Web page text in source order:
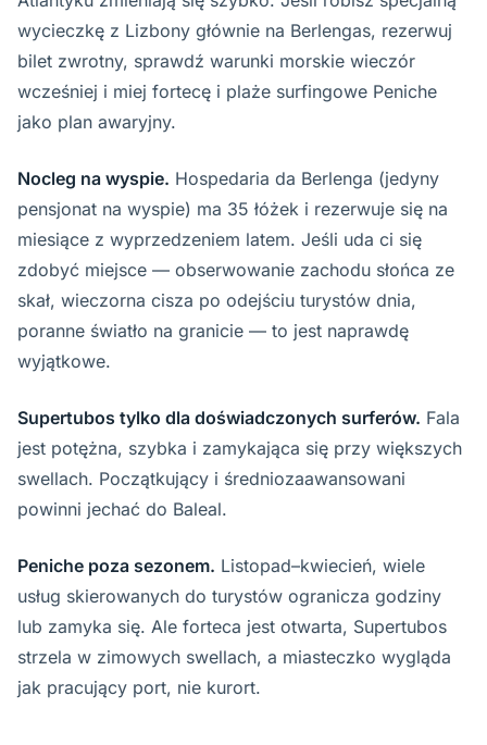
wycieczkę z Lizbony głównie na Berlengas, rezerwuj
bilet zwrotny, sprawdź warunki morskie wieczór
wcześniej i miej fortecę i plaże surfingowe Peniche
jako plan awaryjny.
Nocleg na wyspie. Hospedaria da Berlenga (jedyny
pensjonat na wyspie) ma 35 łóżek i rezerwuje się na
miesiące z wyprzedzeniem latem. Jeśli uda ci się
zdobyć miejsce — obserwowanie zachodu słońca ze
skał, wieczorna cisza po odejściu turystów dnia,
poranne światło na granicie — to jest naprawdę
wyjątkowe.
Supertubos tylko dla doświadczonych surferów. Fala
jest potężna, szybka i zamykająca się przy większych
swellach. Początkujący i średniozaawansowani
powinni jechać do Baleal.
Peniche poza sezonem. Listopad–kwiecień, wiele
usług skierowanych do turystów ogranicza godziny
lub zamyka się. Ale forteca jest otwarta, Supertubos
strzela w zimowych swellach, a miasteczko wygląda
jak pracujący port, nie kurort.